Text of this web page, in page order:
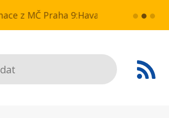
9:Havarijní stav ulice Kbelská (úsek
více... HAVARIJNÍ